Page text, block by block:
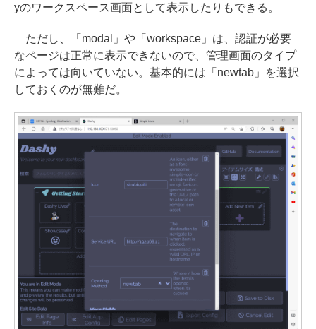
yのワークスペース画面として表示したりもできる。
ただし、「modal」や「workspace」は、認証が必要
なページは正常に表示できないので、管理画面のタイプ
によっては向いていない。基本的には「newtab」を選択
しておくのが無難だ。